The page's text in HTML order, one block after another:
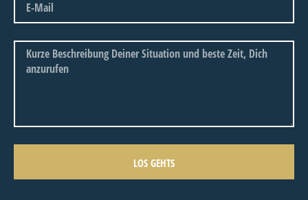
LOS GEHTS